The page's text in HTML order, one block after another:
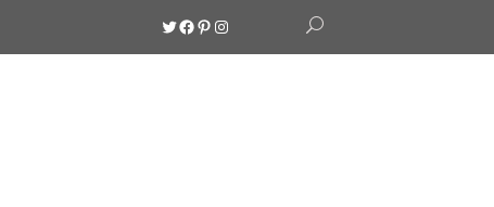
Twitter
Facebook
Pinterest
Instagram